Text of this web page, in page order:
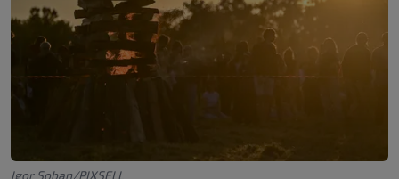
Igor Soban/PIXSELL